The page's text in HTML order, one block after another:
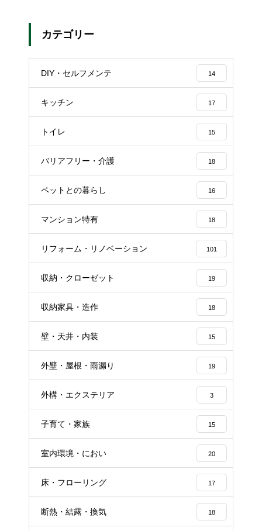
カテゴリー
DIY・セルフメンテ 14
キッチン 17
トイレ 15
バリアフリー・介護 18
ペットとの暮らし 16
マンション特有 18
リフォーム・リノベーション 101
収納・クローゼット 19
収納家具・造作 18
壁・天井・内装 15
外壁・屋根・雨漏り 19
外構・エクステリア 3
子育て・家族 15
室内環境・におい 20
床・フローリング 17
断熱・結露・換気 18